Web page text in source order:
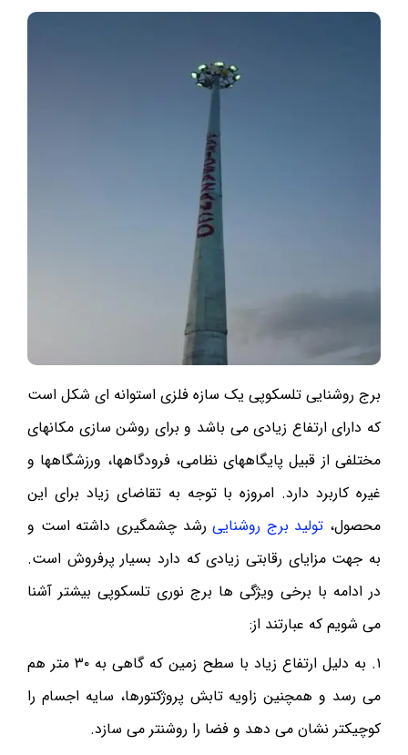
برج روشنایی تلسکوپی یک سازه فلزی استوانه ای شکل است
که دارای ارتفاع زیادی می باشد و برای روشن سازی مکانهای
مختلفی از قبیل پایگاههای نظامی، فرودگاهها، ورزشگاهها و
غیره کاربرد دارد. امروزه با توجه به تقاضای زیاد برای این
محصول، تولید برج روشناییرشد چشمگیری داشته است و
به جهت مزایای رقابتی زیادی که دارد بسیار پرفروش است.
در ادامه با برخی ویژگی ها برج نوری تلسکوپی بیشتر آشنا
می شویم که عبارتند از:
۱. به دلیل ارتفاع زیاد با سطح زمین که گاهی به ۳۰ متر هم
می رسد و همچنین زاویه تابش پروژکتورها، سایه اجسام را
کوچیکتر نشان می دهد و فضا را روشنتر می سازد.